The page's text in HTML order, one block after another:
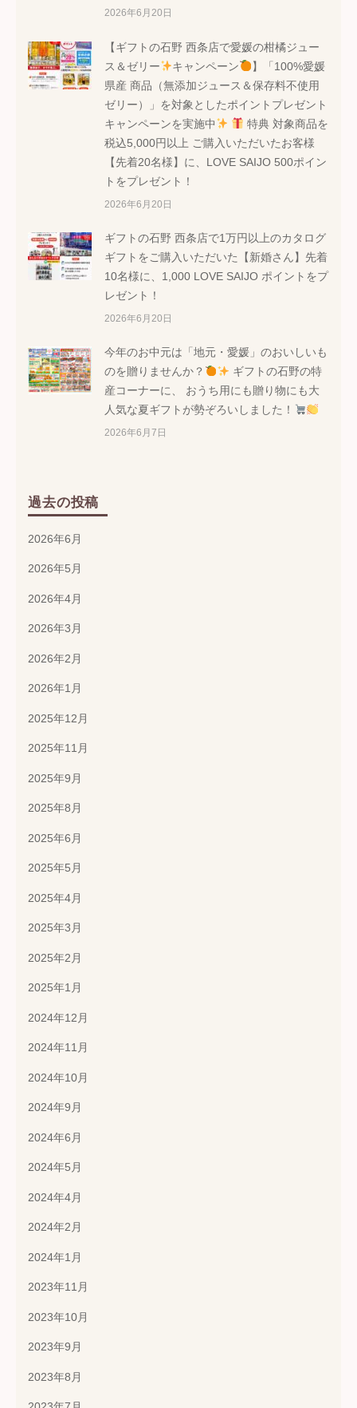
2026年6月20日
【ギフトの石野 西条店で愛媛の柑橘ジュー
ス＆ゼリー
キャンペーン
】「100%愛媛
県産 商品（無添加ジュース＆保存料不使用
ゼリー）」を対象としたポイントプレゼント
キャンペーンを実施中
特典 対象商品を
税込5,000円以上 ご購入いただいたお客様
【先着20名様】に、LOVE SAIJO 500ポイン
トをプレゼント！
2026年6月20日
ギフトの石野 西条店で1万円以上のカタログ
ギフトをご購入いただいた【新婚さん】先着
10名様に、1,000 LOVE SAIJO ポイントをプ
レゼント！
2026年6月20日
今年のお中元は「地元・愛媛」のおいしいも
のを贈りませんか？
ギフトの石野の特
産コーナーに、 おうち用にも贈り物にも大
人気な夏ギフトが勢ぞろいしました！
2026年6月7日
過去の投稿
2026年6月
2026年5月
2026年4月
2026年3月
2026年2月
2026年1月
2025年12月
2025年11月
2025年9月
2025年8月
2025年6月
2025年5月
2025年4月
2025年3月
2025年2月
2025年1月
2024年12月
2024年11月
2024年10月
2024年9月
2024年6月
2024年5月
2024年4月
2024年2月
2024年1月
2023年11月
2023年10月
2023年9月
2023年8月